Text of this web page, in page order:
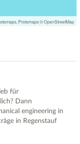
Protomaps©OpenStreetMap
für
Dann
engineering in
in Regenstauf